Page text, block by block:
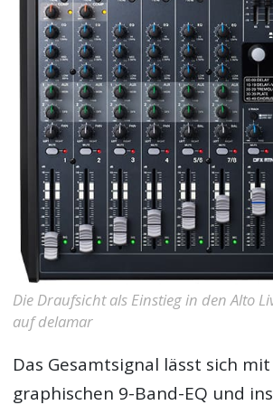
Die Draufsicht als Einstieg in den Alto
auf delamar
Das Gesamtsignal lässt sich
graphischen 9-Band-EQ und